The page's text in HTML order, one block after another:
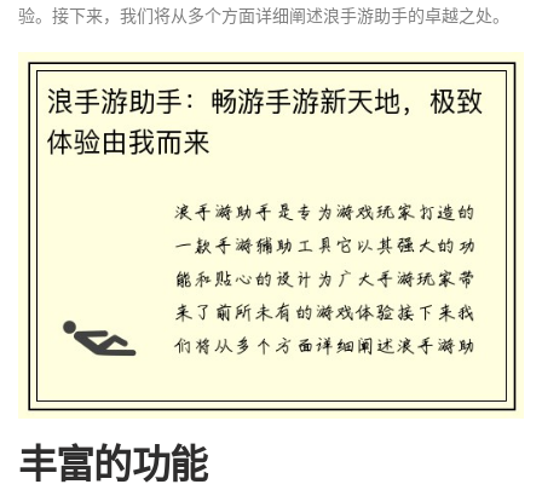
验。接下来，我们将从多个方面详细阐述浪手游助手的卓越之处。
丰富的功能